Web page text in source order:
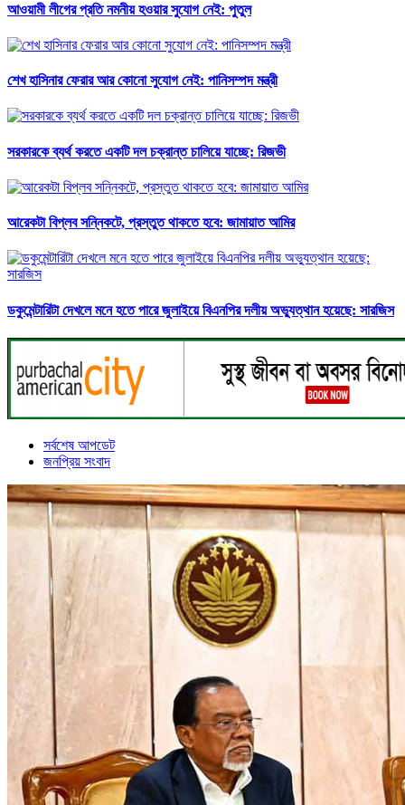
আওয়ামী লীগের প্রতি নমনীয় হওয়ার সুযোগ নেই: পুতুল
শেখ হাসিনার ফেরার আর কোনো সুযোগ নেই: পানিসম্পদ মন্ত্রী
সরকারকে ব্যর্থ করতে একটি দল চক্রান্ত চালিয়ে যাচ্ছে: রিজভী
আরেকটা বিপ্লব সন্নিকটে, প্রস্তুত থাকতে হবে: জামায়াত আমির
ডকুমেন্টারিটা দেখলে মনে হতে পারে জুলাইয়ে বিএনপির দলীয় অভ্যুত্থান হয়েছে: সারজিস
সর্বশেষ আপডেট
জনপ্রিয় সংবাদ